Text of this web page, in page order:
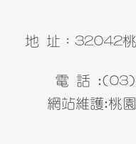
地 址：32042
電 話
網站維護:桃